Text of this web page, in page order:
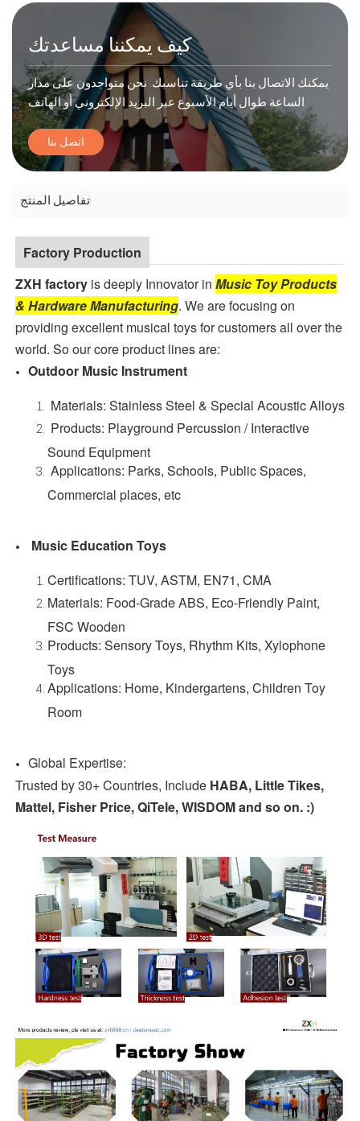
كيف يمكننا مساعدتك
يمكنك الاتصال بنا بأي طريقة تناسبك. نحن متواجدون على مدار
الساعة طوال أيام الأسبوع عبر البريد الإلكتروني أو الهاتف.
اتصل بنا
تفاصيل المنتج
Factory Production
ZXH factory is deeply Innovator in Music Toy Products
& Hardware Manufacturing. We are focusing on
providing excellent musical toys for customers all over the
world. So our core product lines are:
Outdoor Music Instrument
Materials: Stainless Steel & Special Acoustic Alloys
Products: Playground Percussion / Interactive
Sound Equipment
Applications: Parks, Schools, Public Spaces,
Commercial places, etc
Music Education Toys
Certifications: TUV, ASTM, EN71, CMA
Materials: Food-Grade ABS, Eco-Friendly Paint,
FSC Wooden
Products: Sensory Toys, Rhythm Kits, Xylophone
Toys
Applications: Home, Kindergartens, Children Toy
Room
Global Expertise:
Trusted by 30+ Countries, Include HABA, Little Tikes,
Mattel, Fisher Price, QiTele, WISDOM and so on. :)